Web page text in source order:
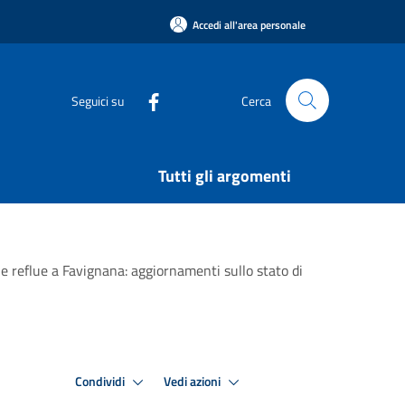
Accedi all'area personale
Seguici su Cerca
Tutti gli argomenti
a Favignana: aggiornamenti sullo stato di
Condividi Vedi azioni